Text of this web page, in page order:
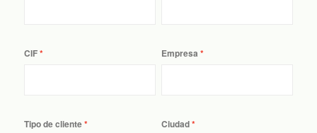
CIF Empresa
Tipo de cliente Ciudad